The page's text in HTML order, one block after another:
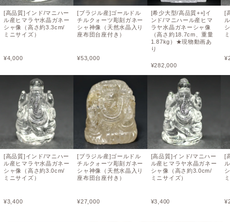
[高品質]インド/マニハー
ル産ヒマラヤ水晶ガネー
シャ像（高さ約3.3cm/
ミニサイズ）
¥4,000
[高品質]インド/マニハー
ル産ヒマラヤ水晶ガネー
シャ像（高さ約3.0cm/
ミニサイズ）
¥3,400
[ブラジル産]ゴールドル
チルクォーツ彫刻ガネー
シャ神像（天然水晶入り
座布団台座付き）
¥53,000
[ブラジル産]ゴールドル
チルクォーツ彫刻ガネー
シャ神像（天然水晶入り
座布団台座付き）
¥27,000
[希少大型/高品質++]イ
ンド/マニハール産ヒマ
ラヤ水晶ガネーシャ像
（高さ約18.7cm、重量
1.87kg）★現物動画あ
り
¥282,000
[高品質]インド/マニハー
ル産ヒマラヤ水晶ガネー
シャ像（高さ約3.0cm/
ミニサイズ）
¥3,400
[
¥
[
¥